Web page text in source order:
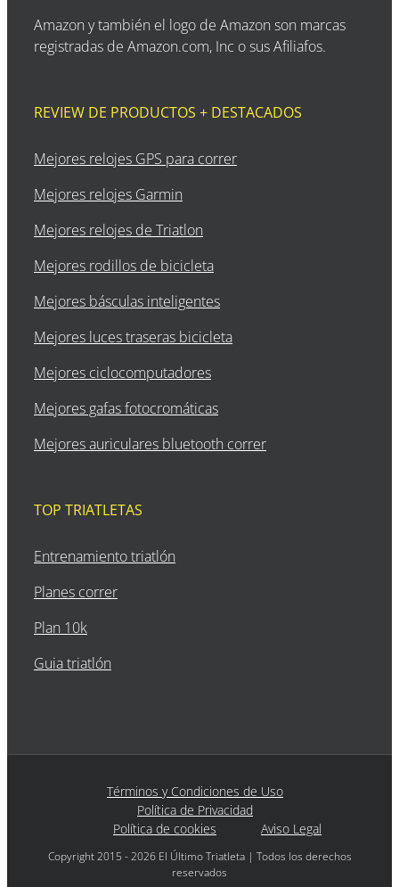
Amazon y también el logo de Amazon son marcas
registradas de Amazon.com, Inc o sus Afiliafos.
REVIEW DE PRODUCTOS + DESTACADOS
Mejores relojes GPS para correr
Mejores relojes Garmin
Mejores relojes de Triatlon
Mejores rodillos de bicicleta
Mejores básculas inteligentes
Mejores luces traseras bicicleta
Mejores ciclocomputadores
Mejores gafas fotocromáticas
Mejores auriculares bluetooth correr
TOP TRIATLETAS
Entrenamiento triatlón
Planes correr
Plan 10k
Guia triatlón
Términos y Condiciones de Uso
Política de Privacidad
Política de cookies
Aviso Legal
Copyright 2015 - 2026 El Último Triatleta | Todos los derechos
reservados